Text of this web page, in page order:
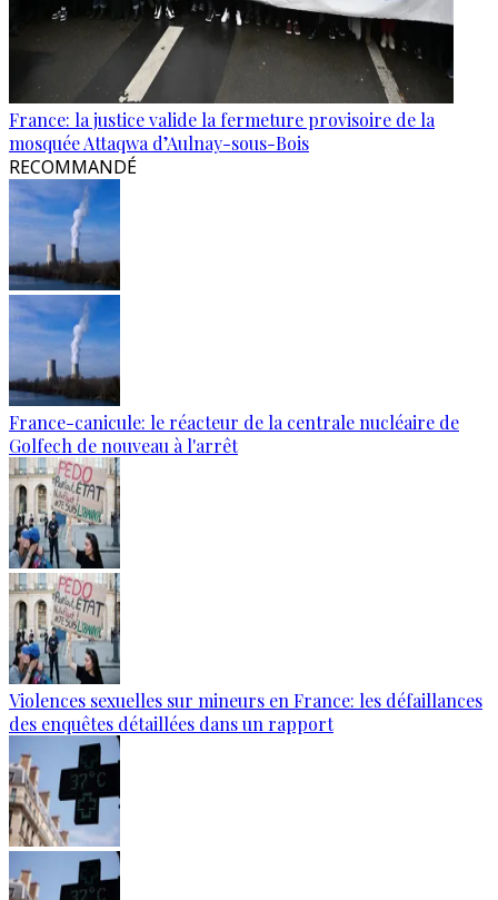
France: la justice valide la fermeture provisoire de la
mosquée Attaqwa d’Aulnay-sous-Bois
RECOMMANDÉ
France-canicule: le réacteur de la centrale nucléaire de
Golfech de nouveau à l'arrêt
Violences sexuelles sur mineurs en France: les défaillances
des enquêtes détaillées dans un rapport